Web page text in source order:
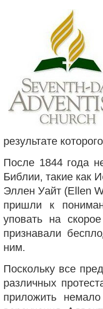
результате
После 1844 года
Библии, такие как
Эллен Уайт (Ellen
пришли к
уповать на
признавали
ним.
Поскольку все
различных
приложить